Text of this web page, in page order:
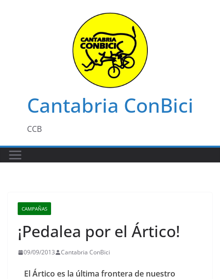
Cantabria ConBici
CCB
CAMPAÑAS
¡Pedalea por el Ártico!
09/09/2013 Cantabria ConBici
El Ártico es la última frontera de nuestro